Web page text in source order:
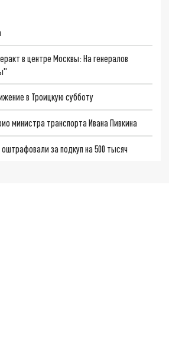
в центре Москвы: На генералов
в Троицкую субботу
министра транспорта Ивана Пивкина
за подкуп на 500 тысяч